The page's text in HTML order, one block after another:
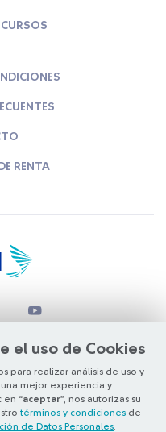
el uso de Cookies
para realizar análisis de uso y
mejor experiencia y
en “aceptar”, nos autorizas su
términos y condiciones de
de Datos Personales
RENTA
SURA 2026